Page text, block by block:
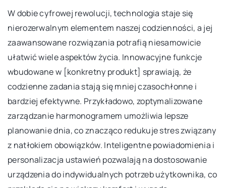
W dobie cyfrowej rewolucji, technologia staje się
nierozerwalnym elementem naszej codzienności, a jej
zaawansowane rozwiązania potrafią niesamowicie
ułatwić wiele aspektów życia. Innowacyjne funkcje
wbudowane w [konkretny produkt] sprawiają, że
codzienne zadania stają się mniej czasochłonne i
bardziej efektywne. Przykładowo, zoptymalizowane
zarządzanie harmonogramem umożliwia lepsze
planowanie dnia, co znacząco redukuje stres związany
z natłokiem obowiązków. Inteligentne powiadomienia i
personalizacja ustawień pozwalają na dostosowanie
urządzenia do indywidualnych potrzeb użytkownika, co